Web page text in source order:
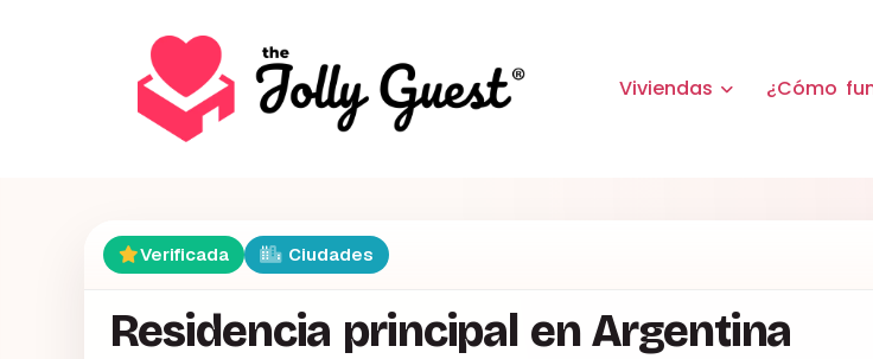
Viviendas ¿Cómo
Verificada Ciudades
Residencia principal en Argentina